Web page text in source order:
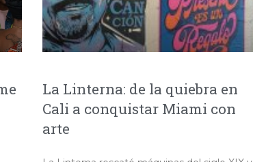
La Linterna: de la quiebra en
Cali a conquistar Miami con
arte